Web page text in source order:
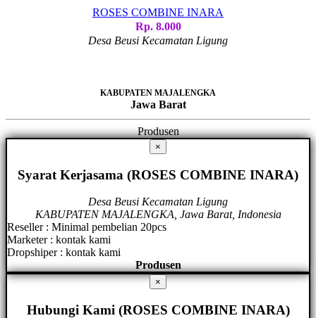
ROSES COMBINE INARA
Rp. 8.000
Desa Beusi Kecamatan Ligung
KABUPATEN MAJALENGKA
Jawa Barat
Produsen
×
Syarat Kerjasama (ROSES COMBINE INARA)
Desa Beusi Kecamatan Ligung
KABUPATEN MAJALENGKA, Jawa Barat, Indonesia
Reseller : Minimal pembelian 20pcs
Marketer : kontak kami
Dropshiper : kontak kami
Produsen
×
Hubungi Kami (ROSES COMBINE INARA)